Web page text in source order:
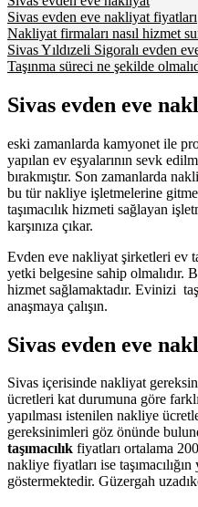
Sivas evden eve nakliyat fiyatları
Nakliyat firmaları nasıl hizmet
Sivas Yıldızeli Sigoralı evden
Taşınma süreci ne şekilde
Sivas evden eve
eski zamanlarda kamyonet ile
yapılan ev eşyalarının sevk
bırakmıştır. Son zamanlarda
bu tür nakliye işletmelerine
taşımacılık hizmeti sağlayan
karşınıza çıkar.
Evden eve nakliyat şirketleri ev
yetki belgesine sahip olmalıdır.
hizmet sağlamaktadır. Evinizi
anaşmaya çalışın.
Sivas evden eve
Sivas içerisinde nakliyat
ücretleri kat durumuna göre
yapılması istenilen nakliye
gereksinimleri göz önünde
taşımacılık fiyatları ortalama
nakliye fiyatları ise
göstermektedir. Güzergah